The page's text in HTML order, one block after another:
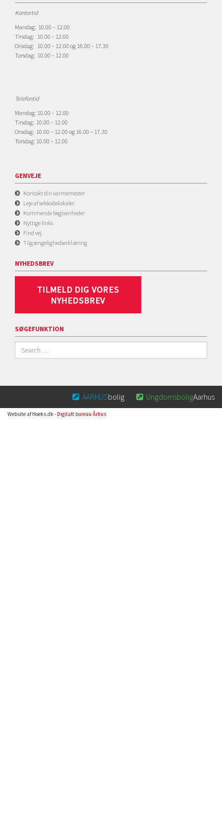
Kontortid
Mandag: 10.00 – 12.00
Tirsdag: 10.00 – 12.00
Onsdag: 10.00 – 12.00 og 16.00 – 17.30
Torsdag: 10.00 – 12.00
Telefontid
Mandag: 10.00 – 12.00
Tirsdag: 10.00 – 12.00
Onsdag: 10.00 – 12.00 og 16.00 – 17.30
Torsdag: 10.00 – 12.00
GENVEJE
Kontakt din varmemester
Leje af selskabslokaler
Kommende begivenheder
Nyttige links
Find vej
Tilgængelighedserklæring
NYHEDSBREV
SØGEFUNKTION
 UngdomsboligAarhus
 AARHUSbolig
Website af Hoeks.dk - Digitalt bureau Århus